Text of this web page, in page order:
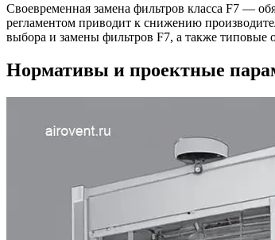
Своевременная замена фильтров класса F7 —
регламентом приводит к снижению
выбора и замены фильтров F7, а также типовые
Нормативы и проектные